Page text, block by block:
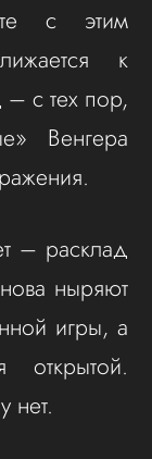
с этим
к
– с тех пор,
Венгера
– расклад
ныряют
игры, а
открытой.
нет.